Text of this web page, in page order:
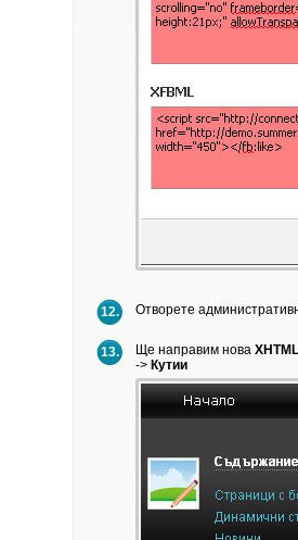
12. Отворете
13. Ще направим нова
-> Кутии